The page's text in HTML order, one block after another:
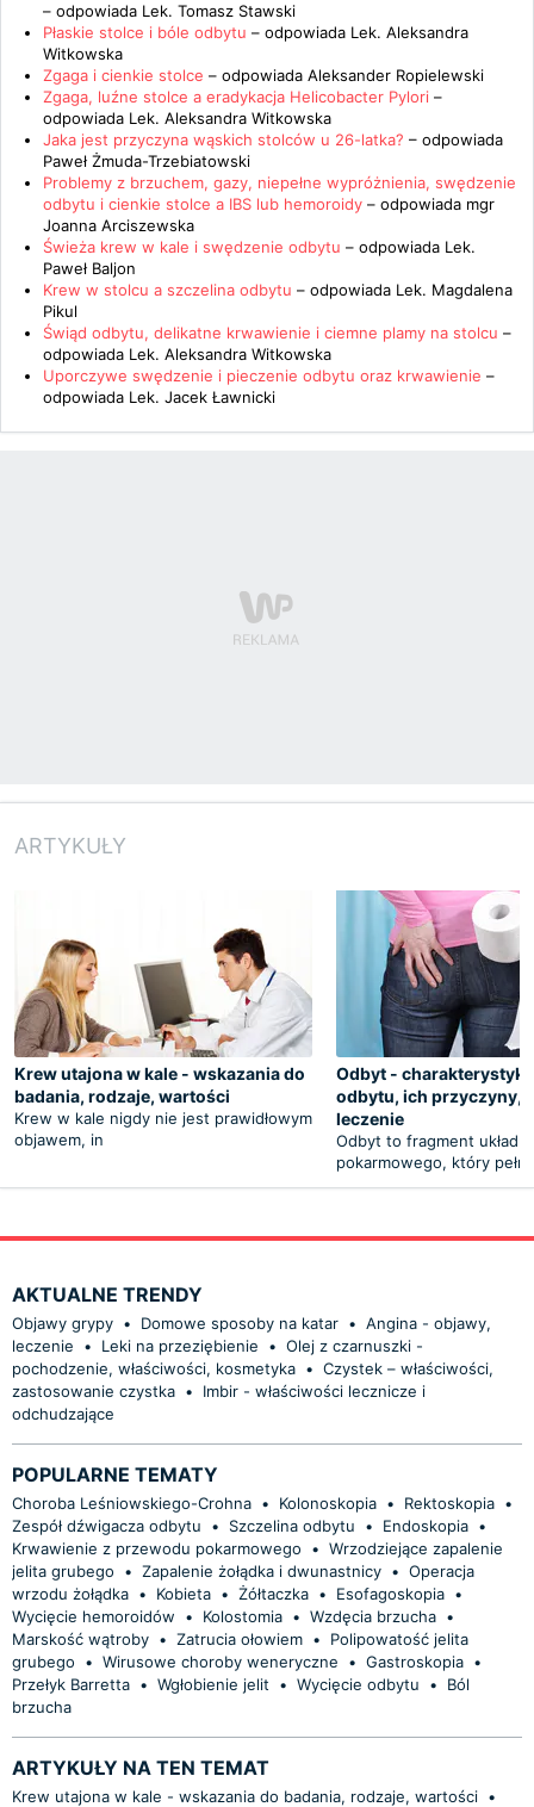
– odpowiada Lek. Tomasz Stawski
Płaskie stolce i bóle odbytu – odpowiada Lek. Aleksandra
Witkowska
Zgaga i cienkie stolce – odpowiada Aleksander Ropielewski
Zgaga, luźne stolce a eradykacja Helicobacter Pylori –
odpowiada Lek. Aleksandra Witkowska
Jaka jest przyczyna wąskich stolców u 26-latka? – odpowiada
Paweł Żmuda-Trzebiatowski
Problemy z brzuchem, gazy, niepełne wypróżnienia, swędzenie
odbytu i cienkie stolce a IBS lub hemoroidy – odpowiada mgr
Joanna Arciszewska
Świeża krew w kale i swędzenie odbytu – odpowiada Lek.
Paweł Baljon
Krew w stolcu a szczelina odbytu – odpowiada Lek. Magdalena
Pikul
Świąd odbytu, delikatne krwawienie i ciemne plamy na stolcu –
odpowiada Lek. Aleksandra Witkowska
Uporczywe swędzenie i pieczenie odbytu oraz krwawienie –
odpowiada Lek. Jacek Ławnicki
ARTYKUŁY
Krew utajona w kale - wskazania do
badania, rodzaje, wartości
Krew w kale nigdy nie jest prawidłowym
objawem, in
Odbyt -
odbytu, ich przyczyny,
leczenie
Odbyt to fragment układu
pokarmowego, który pełni
AKTUALNE TRENDY
Objawy grypy • Domowe sposoby na katar • Angina - objawy,
leczenie
• Leki na przeziębienie • Olej z czarnuszki -
pochodzenie, właściwości, kosmetyka • Czystek – właściwości,
zastosowanie czystka •
Imbir - właściwości lecznicze i
odchudzające
POPULARNE TEMATY
Choroba Leśniowskiego-Crohna • Kolonoskopia • Rektoskopia •
Zespół dźwigacza odbytu
• Szczelina odbytu • Endoskopia •
Krwawienie z przewodu pokarmowego
• Wrzodziejące zapalenie
jelita grubego
• Zapalenie żołądka i dwunastnicy • Operacja
wrzodu żołądka • Kobieta • Żółtaczka • Esofagoskopia •
Wycięcie hemoroidów
• Kolostomia • Wzdęcia brzucha •
Marskość wątroby • Zatrucia ołowiem •
Polipowatość jelita
grubego
• Wirusowe choroby weneryczne • Gastroskopia •
Przełyk Barretta • Wgłobienie jelit • Wycięcie odbytu •
Ból
brzucha
ARTYKUŁY NA TEN TEMAT
Krew utajona w kale - wskazania do badania, rodzaje, wartości •